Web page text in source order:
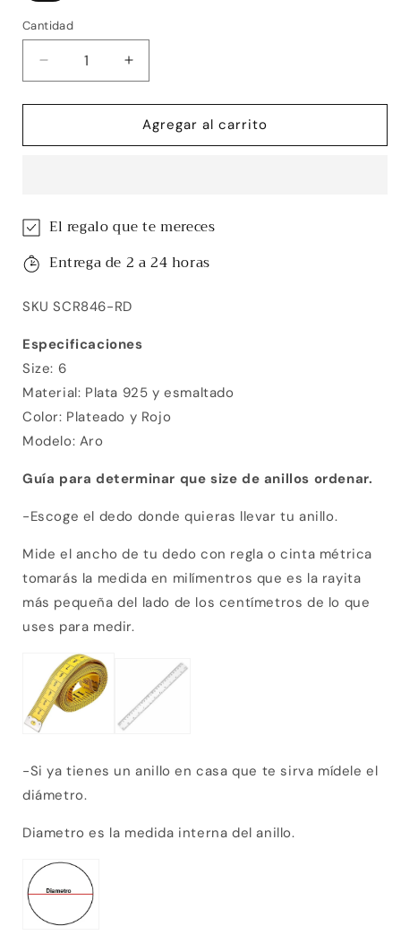
Cantidad
Reducir
cantidad
para
Gala
Aumentar
cantidad
para
Anillo
Gala
Agregar al carrito
El regalo que te mereces
Entrega de 2 a 24 horas
SKU SCR846-RD
Especificaciones
Size: 6
Material: Plata 925 y esmaltado
Color: Plateado y Rojo
Modelo: Aro
Guía para determinar que size de anillos ordenar.
-Escoge el dedo donde quieras llevar tu anillo.
Mide el ancho de tu dedocon regla o cinta métrica
tomarás la medida en milímentros que es la rayita
más pequeña del lado de los centímetros de lo que
uses para medir.
-Si ya tienes un anillo en casa que te sirva mídele el
diámetro.
Diametro es la medida interna del anillo.